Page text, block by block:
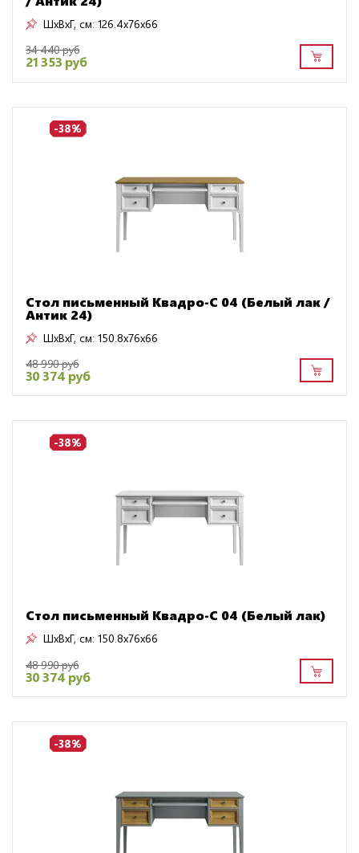
ШxВxГ, см: 126.4x76x66
34 440 руб
21 353 руб
-38%
Стол письменный Квадро-С 04 (Белый лак /
Антик 24)
ШxВxГ, см: 150.8x76x66
48 990 руб
30 374 руб
-38%
Стол письменный Квадро-С 04 (Белый лак)
ШxВxГ, см: 150.8x76x66
48 990 руб
30 374 руб
-38%